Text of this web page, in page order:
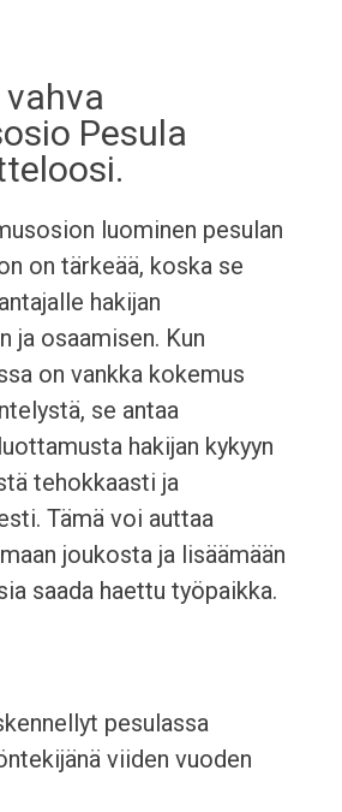
vahva
Pesula
luominen pesulan
on tärkeää, koska se
hakijan
ja osaamisen. Kun
on vankka kokemus
se antaa
hakijan kykyyn
tehokkaasti ja
Tämä voi auttaa
joukosta ja lisäämään
saada haettu työpaikka.
pesulassa
viiden vuoden